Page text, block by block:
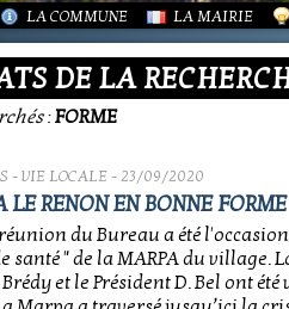
LA COMMUNE LA MAIRIE
DE LA
:FORME
-VIE LOCALE- 23/09/2020
LE RENON EN BONNE FORME
du Bureau a été
santé " de la MARPA du village.
et le Président D. Bel ont
ACTUALITÉS
PUBLICATIONS